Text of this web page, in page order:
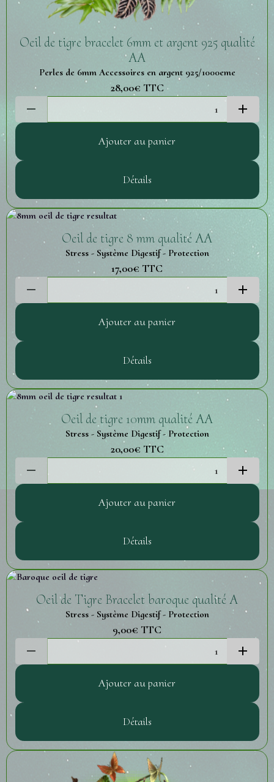
Oeil de tigre bracelet 6mm et argent 925 qualité
AA
Perles de 6mm Accessoires en argent 925/1000eme
28,00€ TTC
Ajouter au panier
Détails
Oeil de tigre 8 mm qualité AA
Stress - Système Digestif - Protection
17,00€ TTC
Ajouter au panier
Détails
Oeil de tigre 10mm qualité AA
Stress - Système Digestif - Protection
20,00€ TTC
Ajouter au panier
Détails
Oeil de Tigre Bracelet baroque qualité A
Stress - Système Digestif - Protection
9,00€ TTC
Ajouter au panier
Détails